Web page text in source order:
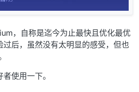
，自称是迄今为止最快且优化最优
过后，虽然没有太明显的感受，但也
使用一下。